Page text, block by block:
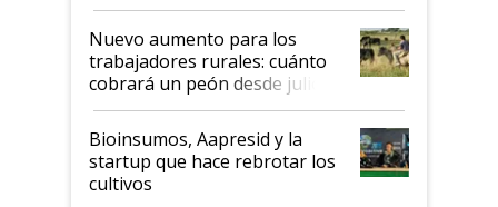
Nuevo aumento para los
trabajadores rurales: cuánto
cobrará un peón desde julio
Bioinsumos, Aapresid y la
startup que hace rebrotar los
cultivos